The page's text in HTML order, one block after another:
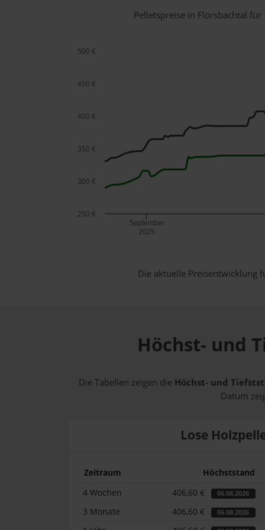
Pelletspreise in Flörsbachtal
September
2025
250 €
300 €
350 €
400 €
450 €
500 €
Die aktuelle Preisentwicklung
Höchst- und
Die Tabellen zeigen die Höchst- und
Datum
Lose
Zeitraum Höchststand
4 Wochen
406,60 € 06.08.2026
3 Monate 406,60 € 06.08.2026